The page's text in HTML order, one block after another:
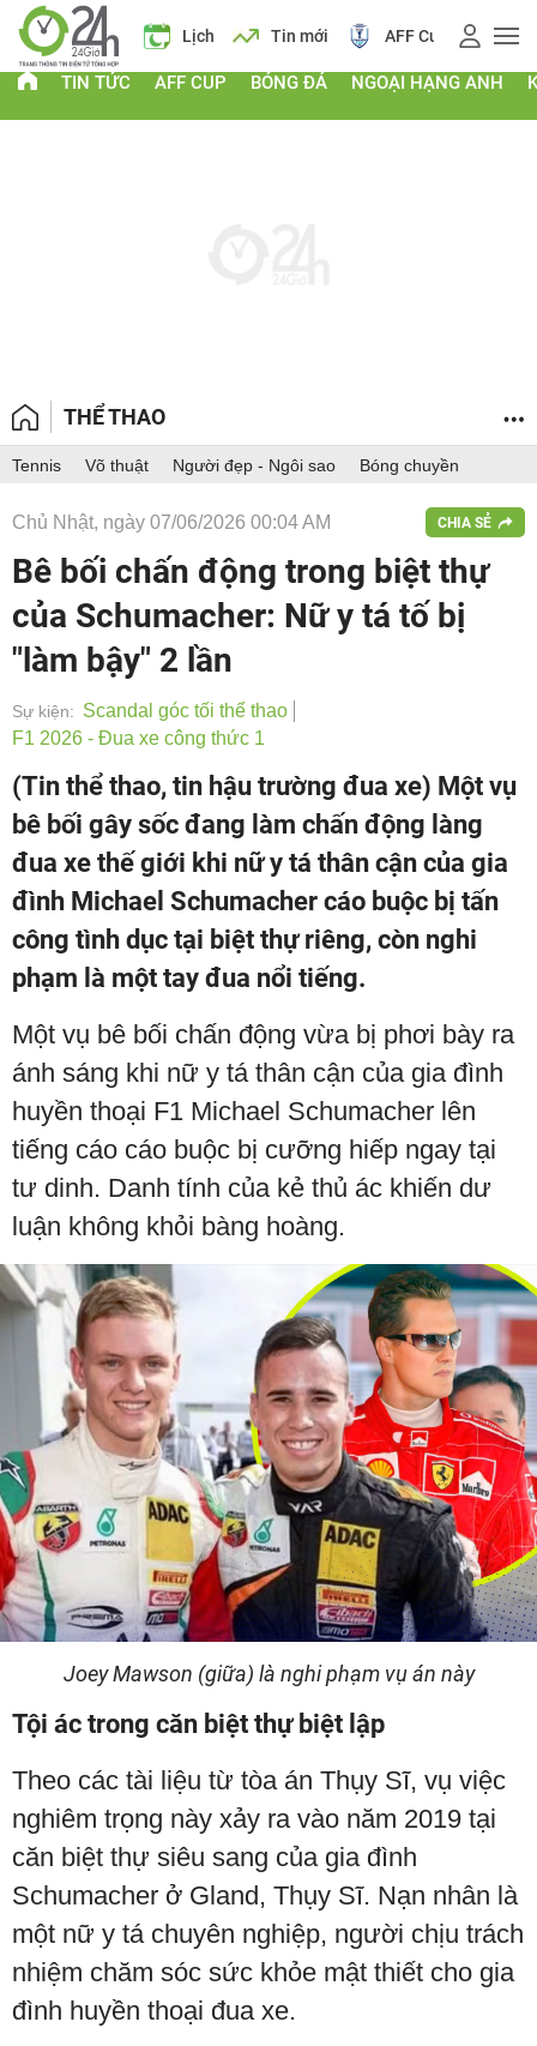
Giá vàng Lịch Tin mới AFF Cup Giá
TIN TỨC AFF CUP BÓNG ĐÁ NGOẠI HẠNG ANH
THỂ THAO
Tennis Võ thuật Người đẹp - Ngôi sao Bóng chuyền
Chủ Nhật, ngày 07/06/2026 00:04 AM CHIA SẺ
Bê bối chấn động trong biệt thự
của Schumacher: Nữ y tá tố bị
"làm bậy" 2 lần
Sự kiện: Scandal góc tối thể thao
F1 2026 - Đua xe công thức 1
(Tin thể thao, tin hậu trường đua xe) Một vụ
bê bối gây sốc đang làm chấn động làng
đua xe thế giới khi nữ y tá thân cận của gia
đình Michael Schumacher cáo buộc bị tấn
công tình dục tại biệt thự riêng, còn nghi
phạm là một tay đua nổi tiếng.
Một vụ bê bối chấn động vừa bị phơi bày ra
ánh sáng khi nữ y tá thân cận của gia đình
huyền thoại F1 Michael Schumacher lên
tiếng cáo cáo buộc bị cưỡng hiếp ngay tại
tư dinh. Danh tính của kẻ thủ ác khiến dư
luận không khỏi bàng hoàng.
Joey Mawson (giữa) là nghi phạm vụ án này
Tội ác trong căn biệt thự biệt lập
Theo các tài liệu từ tòa án Thụy Sĩ, vụ việc
nghiêm trọng này xảy ra vào năm 2019 tại
căn biệt thự siêu sang của gia đình
Schumacher ở Gland, Thụy Sĩ. Nạn nhân là
một nữ y tá chuyên nghiệp, người chịu trách
nhiệm chăm sóc sức khỏe mật thiết cho gia
đình huyền thoại đua xe.